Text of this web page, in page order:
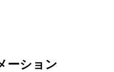
ーション